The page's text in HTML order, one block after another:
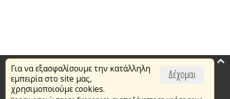
Δέχομαι
Για να εξασφαλίσουμε την κατάλληλη
εμπειρία στο site μας,
χρησιμοποιούμε cookies.
Επικαιρότητα
Το Πυροσβεστικό Σώμα